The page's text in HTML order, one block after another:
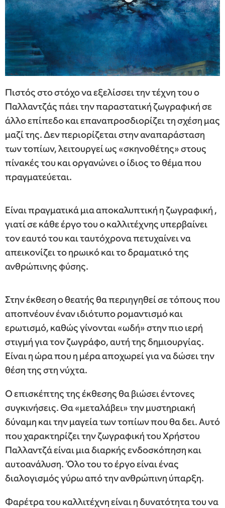
Πιστός στο στόχο να εξελίσσει την τέχνη του ο
Παλλαντζάς πάει την παραστατική ζωγραφική σε
άλλο επίπεδο και επαναπροσδιορίζει τη σχέση μας
μαζί της. Δεν περιορίζεται στην αναπαράσταση
των τοπίων, λειτουργεί ως «σκηνοθέτης» στους
πίνακές του και οργανώνει ο ίδιος το θέμα που
πραγματεύεται.
Είναι πραγματικά μια αποκαλυπτική η ζωγραφική ,
γιατί σε κάθε έργο του ο καλλιτέχνης υπερβαίνει
τον εαυτό του και ταυτόχρονα πετυχαίνει να
απεικονίζει το ηρωικό και το δραματικό της
ανθρώπινης φύσης.
Στην έκθεση ο θεατής θα περιηγηθεί σε τόπους που
αποπνέουν έναν ιδιότυπο ρομαντισμό και
ερωτισμό, καθώς γίνονται «ωδή» στην πιο ιερή
στιγμή για τον ζωγράφο, αυτή της δημιουργίας.
Είναι η ώρα που η μέρα αποχωρεί για να δώσει την
θέση της στη νύχτα.
Ο επισκέπτης της έκθεσης θα βιώσει έντονες
συγκινήσεις. Θα «μεταλάβει» την μυστηριακή
δύναμη και την μαγεία των τοπίων που θα δει. Αυτό
που χαρακτηρίζει την ζωγραφική του Χρήστου
Παλλαντζά είναι μια διαρκής ενδοσκόπηση και
αυτοανάλυση. Όλο του το έργο είναι ένας
διαλογισμός γύρω από την ανθρώπινη ύπαρξη.
Φαρέτρα του καλλιτέχνη είναι η δυνατότητα του να